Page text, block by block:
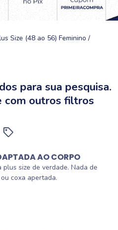
Size (48 ao 56) Feminino /
para sua pesquisa.
com outros filtros
AO CORPO
size de verdade. Nada de
coxa apertada.